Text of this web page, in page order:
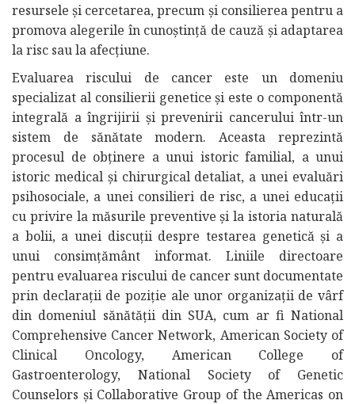
resursele și cercetarea, precum și consilierea pentru a
promova alegerile în cunoștință de cauză și adaptarea
la risc sau la afecțiune.
Evaluarea riscului de cancer este un domeniu
specializat al consilierii genetice și este o componentă
integrală a îngrijirii și prevenirii cancerului într-un
sistem de sănătate modern. Aceasta reprezintă
procesul de obținere a unui istoric familial, a unui
istoric medical și chirurgical detaliat, a unei evaluări
psihosociale, a unei consilieri de risc, a unei educații
cu privire la măsurile preventive și la istoria naturală
a bolii, a unei discuții despre testarea genetică și a
unui consimțământ informat. Liniile directoare
pentru evaluarea riscului de cancer sunt documentate
prin declarații de poziție ale unor organizații de vârf
din domeniul sănătății din SUA, cum ar fi National
Comprehensive Cancer Network, American Society of
Clinical Oncology, American College of
Gastroenterology, National Society of Genetic
Counselors și Collaborative Group of the Americas on